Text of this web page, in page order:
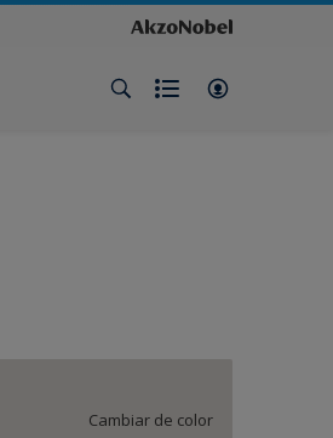
Cambiar de color